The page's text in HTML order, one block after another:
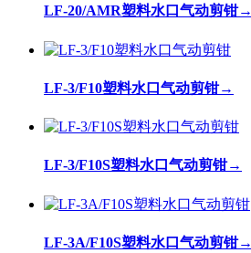
LF-20/AMR塑料水口气动剪钳→
LF-3/F10塑料水口气动剪钳→
LF-3/F10S塑料水口气动剪钳→
LF-3A/F10S塑料水口气动剪钳→